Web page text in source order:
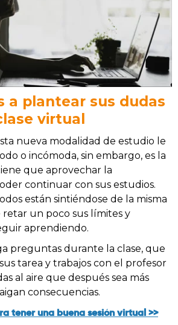
a plantear sus dudas
virtual
nueva modalidad de estudio le
o incómoda, sin embargo, es la
que aprovechar la
continuar con sus estudios.
están sintiéndose de la misma
un poco sus límites y
aprendiendo.
preguntas durante la clase, que
tarea y trabajos con el profesor
al aire que después sea más
consecuencias.
tener una buena sesión virtual >>